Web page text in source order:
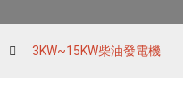
3KW~15KW柴油發電機